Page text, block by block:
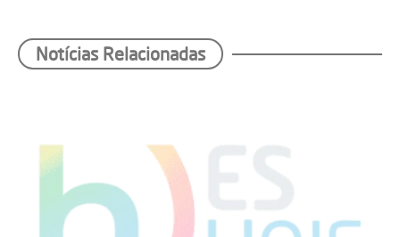
Notícias Relacionadas